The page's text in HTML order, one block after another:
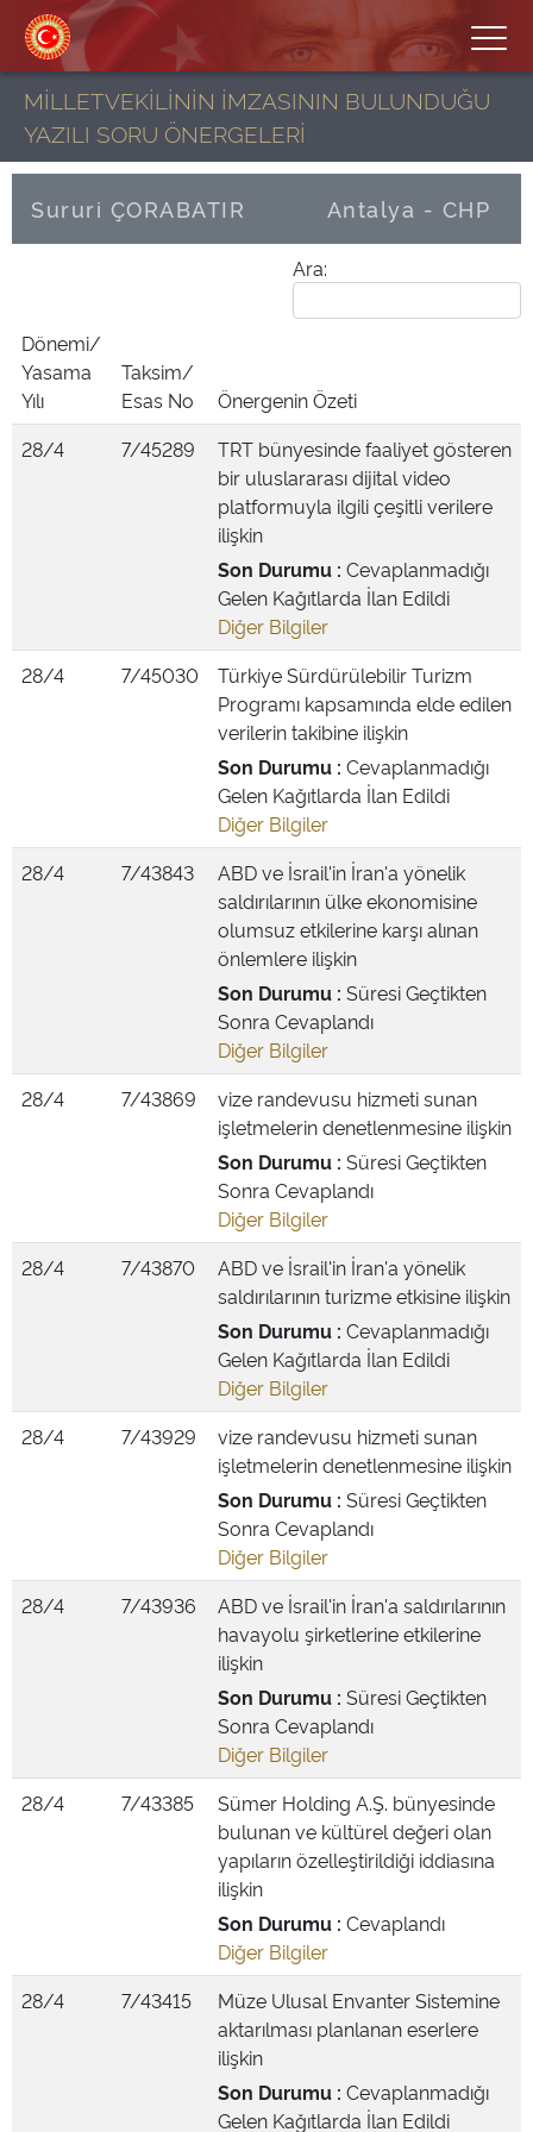
MİLLETVEKİLİNİN İMZASININ BULUNDUĞU
YAZILI SORU ÖNERGELERİ
Sururi ÇORABATIR Antalya - CHP
Ara:
Dönemi/
Yasama
Yılı
Taksim/
Esas No
Önergenin Özeti
28/4
7/45289
TRT bünyesinde faaliyet gösteren
bir uluslararası dijital video
platformuyla ilgili çeşitli verilere
ilişkin
Son Durumu : Cevaplanmadığı
Gelen Kağıtlarda İlan Edildi
Diğer Bilgiler
28/4
7/45030
Türkiye Sürdürülebilir Turizm
Programı kapsamında elde edilen
verilerin takibine ilişkin
Son Durumu : Cevaplanmadığı
Gelen Kağıtlarda İlan Edildi
Diğer Bilgiler
28/4
7/43843
ABD ve İsrail'in İran'a yönelik
saldırılarının ülke ekonomisine
olumsuz etkilerine karşı alınan
önlemlere ilişkin
Son Durumu : Süresi Geçtikten
Sonra Cevaplandı
Diğer Bilgiler
28/4
7/43869
vize randevusu hizmeti sunan
işletmelerin denetlenmesine ilişkin
Son Durumu : Süresi Geçtikten
Sonra Cevaplandı
Diğer Bilgiler
28/4
7/43870
ABD ve İsrail'in İran'a yönelik
saldırılarının turizme etkisine ilişkin
Son Durumu : Cevaplanmadığı
Gelen Kağıtlarda İlan Edildi
Diğer Bilgiler
28/4
7/43929
vize randevusu hizmeti sunan
işletmelerin denetlenmesine ilişkin
Son Durumu : Süresi Geçtikten
Sonra Cevaplandı
Diğer Bilgiler
28/4
7/43936
ABD ve İsrail'in İran'a saldırılarının
havayolu şirketlerine etkilerine
ilişkin
Son Durumu : Süresi Geçtikten
Sonra Cevaplandı
Diğer Bilgiler
28/4
7/43385
Sümer Holding A.Ş. bünyesinde
bulunan ve kültürel değeri olan
yapıların özelleştirildiği iddiasına
ilişkin
Son Durumu : Cevaplandı
Diğer Bilgiler
28/4
7/43415
Müze Ulusal Envanter Sistemine
aktarılması planlanan eserlere
ilişkin
Son Durumu : Cevaplanmadığı
Gelen Kağıtlarda İlan Edildi